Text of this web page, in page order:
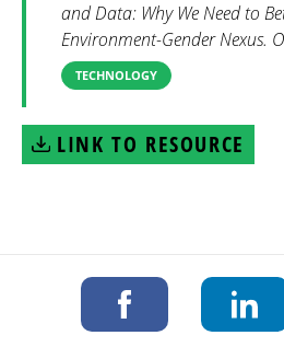
and Data: Why We Need to
Environment-Gender Nexus.
TECHNOLOGY
LINK TO RESOURCE